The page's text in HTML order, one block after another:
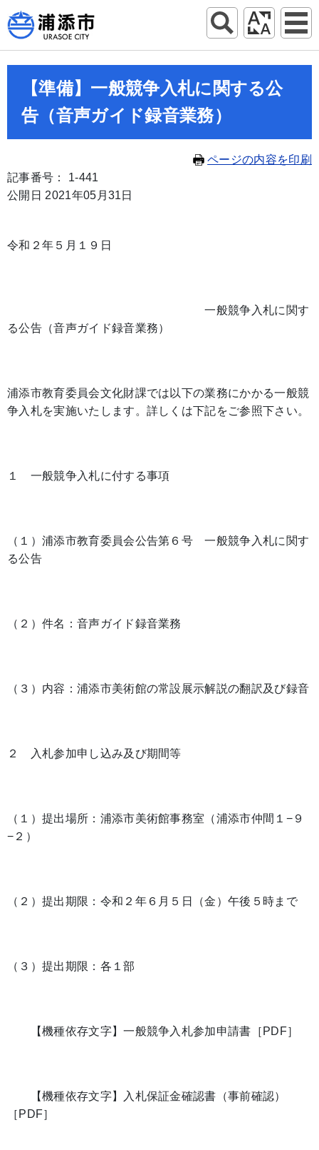
【準備】一般競争入札に関する公
告（音声ガイド録音業務）
ページの内容を印刷
記事番号： 1-441
公開日 2021年05月31日
令和２年５月１９日
一般競争入札に関す
る公告（音声ガイド録音業務）
浦添市教育委員会文化財課では以下の業務にかかる一般競
争入札を実施いたします。詳しくは下記をご参照下さい。
１ 一般競争入札に付する事項
（１）浦添市教育委員会公告第６号 一般競争入札に関す
る公告
（２）件名：音声ガイド録音業務
（３）内容：浦添市美術館の常設展示解説の翻訳及び録音
２ 入札参加申し込み及び期間等
（１）提出場所：浦添市美術館事務室（浦添市仲間１−９
−２）
（２）提出期限：令和２年６月５日（金）午後５時まで
（３）提出期限：各１部
【機種依存文字】一般競争入札参加申請書［PDF］
【機種依存文字】入札保証金確認書（事前確認）
［PDF］